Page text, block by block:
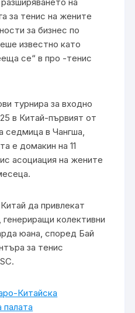
за тенис на жените
за бизнес по
известно като
се“ в про -тенис
турнира за входно
в Китай-първият от
седмица в Чангша,
е домакин на 11
асоциация на жените
да привлекат
колективни
юана, според Бай
за тенис
Китайска